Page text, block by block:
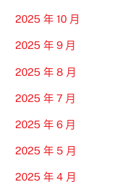
2025 年 10 月
2025 年 9 月
2025 年 8 月
2025 年 7 月
2025 年 6 月
2025 年 5 月
2025 年 4 月